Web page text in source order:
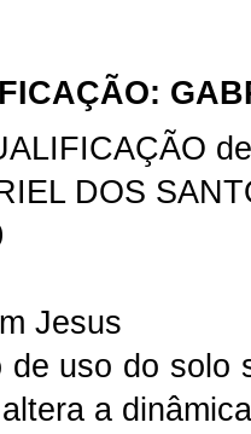
DOS
Jesus
uso do solo
a